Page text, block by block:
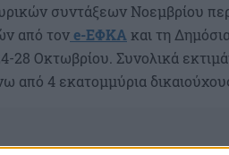
συντάξεων Νοεμβρίου
από τονe-ΕΦΚΑ και τη
28 Οκτωβρίου. Συνολικά
από 4 εκατομμύρια